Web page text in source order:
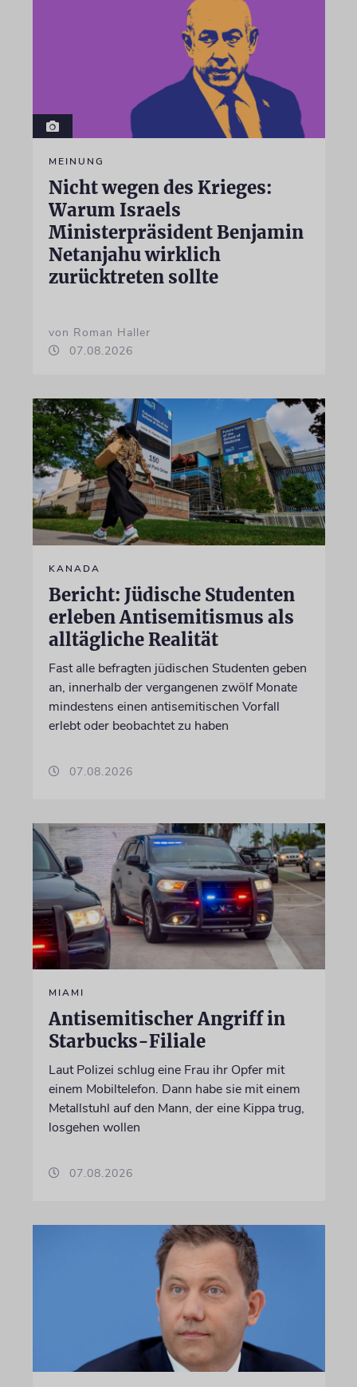
MEINUNG
Nicht wegen des Krieges:
Warum Israels
Ministerpräsident Benjamin
Netanjahu wirklich
zurücktreten sollte
von Roman Haller
07.08.2026
KANADA
Bericht: Jüdische Studenten
erleben Antisemitismus als
alltägliche Realität
Fast alle befragten jüdischen Studenten geben
an, innerhalb der vergangenen zwölf Monate
mindestens einen antisemitischen Vorfall
erlebt oder beobachtet zu haben
07.08.2026
MIAMI
Antisemitischer Angriff in
Starbucks-Filiale
Laut Polizei schlug eine Frau ihr Opfer mit
einem Mobiltelefon. Dann habe sie mit einem
Metallstuhl auf den Mann, der eine Kippa trug,
losgehen wollen
07.08.2026